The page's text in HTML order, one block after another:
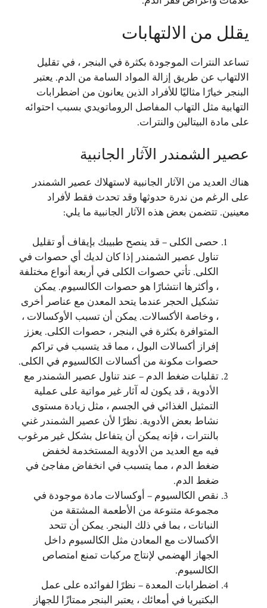
يقلل من الالتهابات
تساعد النترات الموجودة بكثرة في البنجر ، في تقليل
الالتهاب عن طريق إزالة المواد السامة من الدم. يعتبر
البنجر خيارًا مثاليًا للأفراد الذين يعانون من اضطرابات
التهابية مثل التهاب المفاصل الروماتويدي بسبب احتوائه
على مادة البيتالين والنترات.
عصير الشمندر الآثار الجانبية
هناك العديد من الآثار الجانبية لاستهلاك عصير الشمندر
على الرغم من ندرة حدوثها وقد تحدث فقط لأفراد
معينين. تتضمن بعض هذه الآثار الجانبية ما يلي:
حصى الكلى – قد ينصح طبيبك بإيقاف أو تقليل
تناول عصير الشمندر إذا كان لديك أي حصوات في
الكلى. تأتي حصوات الكلى في أربعة أنواع مختلفة
، وأكثرها انتشارًا هو حصوات الكالسيوم. يمكن
تشكيل الحجر عندما يتحد المعدن مع عناصر أخرى
، وخاصة الأكسالات. يمكن أن تسبب الأوكسالات ،
المتوافرة بكثرة في البنجر ، حصوات الكلى. يعزز
إفراز أكسالات البول ، مما قد يتسبب في تراكم
حصوات مكونة من أكسالات الكالسيوم في الكلى.
تقلبات ضغط الدم – عند تناول عصير الشمندر مع
الأدوية ، قد يكون له آثار غير مواتية على عملية
التمثيل الغذائي في الجسم ، مثل زيادة مستوى
نشاط بعض الأدوية. نظرًا لأن عصير الشمندر غني
بالنترات ، فإنه يمكن أن يتفاعل بشكل غير مرغوب
فيه مع العديد من الأدوية المستخدمة لخفض
ضغط الدم ، مما يتسبب في انخفاض مفاجئ في
ضغط الدم.
نقص الكالسيوم – أوكسالات مادة موجودة في
مجموعة متنوعة من الأطعمة المشتقة من
النباتات ، بما في ذلك البنجر. يمكن أن تتحد
الأكسالات مع المعادن مثل الكالسيوم داخل
الجهاز الهضمي لإنتاج مركبات تمنع امتصاص
الكالسيوم.
اضطرابات المعدة – نظرًا لفوائده على عمل
البكتيريا في أمعائك ، يعتبر البنجر ممتازًا للجهاز